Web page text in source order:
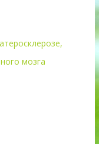
мозга